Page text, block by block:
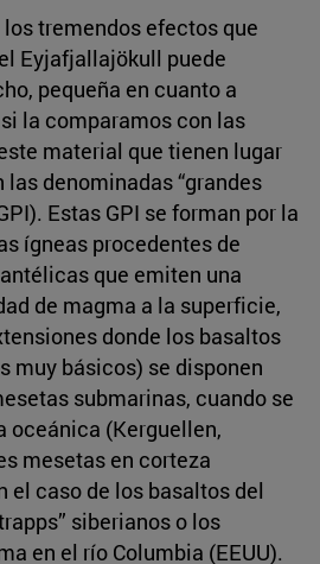
tremendos efectos que
Eyjafjallajökull puede
pequeña en cuanto a
la comparamos con las
material que tienen lugar
denominadas “grandes
Estas GPI se forman por la
ígneas procedentes de
que emiten una
de magma a la superficie,
donde los basaltos
muy básicos) se disponen
submarinas, cuando se
oceánica (Kerguellen,
mesetas en corteza
el caso de los basaltos del
siberianos o los
en el río Columbia (EEUU).